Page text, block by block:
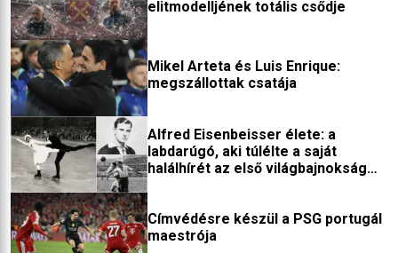
elitmodelljének totális csődje
Mikel Arteta és Luis Enrique:
megszállottak csatája
Alfred Eisenbeisser élete: a
labdarúgó, aki túlélte a saját
halálhírét az első világbajnokság
Címvédésre készül a PSG portugál
maestrója